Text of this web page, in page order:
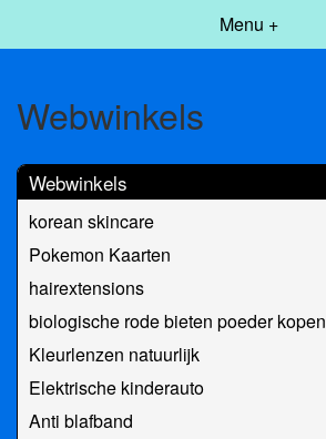
Menu +
Webwinkels
Webwinkels
korean skincare
Pokemon Kaarten
hairextensions
biologische rode bieten poeder kopen
Kleurlenzen natuurlijk
Elektrische kinderauto
Anti blafband